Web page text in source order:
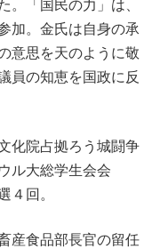
。「国民の力」は、
加。金氏は自身の承
意思を天のように敬
員の知恵を国政に反
化院占拠ろう城闘争
ル大総学生会会
４回。
産食品部長官の留任